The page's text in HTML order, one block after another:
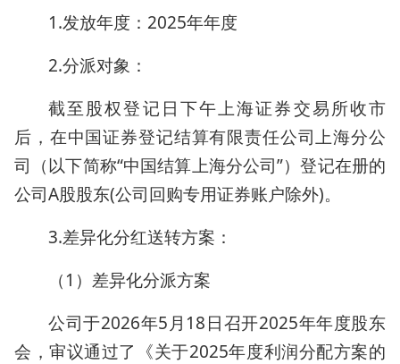
1.发放年度：2025年年度
2.分派对象：
截至股权登记日下午上海证券交易所收市
后，在中国证券登记结算有限责任公司上海分公
司（以下简称“中国结算上海分公司”）登记在册的
公司A股股东(公司回购专用证券账户除外)。
3.差异化分红送转方案：
（1）差异化分派方案
公司于2026年5月18日召开2025年年度股东
会，审议通过了《关于2025年度利润分配方案的